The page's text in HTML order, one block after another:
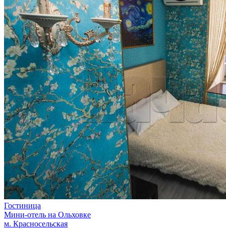
Гостиница
Мини-отель на Ольховке
м. Красносельская